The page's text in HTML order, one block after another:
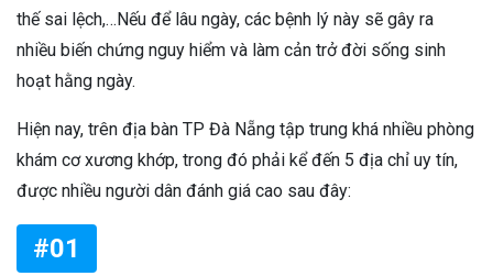
thế sai lệch,…Nếu để lâu ngày, các bệnh lý này sẽ gây ra
nhiều biến chứng nguy hiểm và làm cản trở đời sống sinh
hoạt hằng ngày.
Hiện nay, trên địa bàn TP Đà Nẵng tập trung khá nhiều phòng
khám cơ xương khớp, trong đó phải kể đến 5 địa chỉ uy tín,
được nhiều người dân đánh giá cao sau đây:
#01